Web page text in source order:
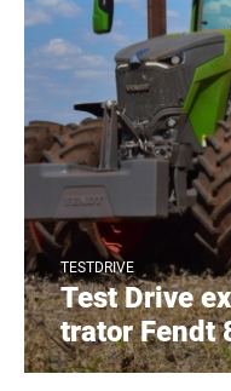
TESTDRIVE
Test Drive
trator Fendt